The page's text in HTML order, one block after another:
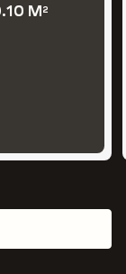
М2